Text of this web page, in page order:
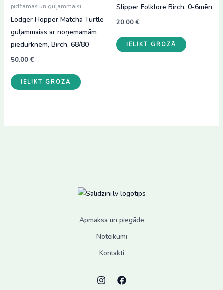
pidžamas un guļammaisi
Lodger Hopper Matcha Turtle
guļammaiss ar noņemamām
piedurknēm, Birch, 68/80
50.00€
IELIKT GROZĀ
Slipper Folklore Birch, 0-6mēn
20.00€
IELIKT GROZĀ
Apmaksa un piegāde
Noteikumi
Kontakti